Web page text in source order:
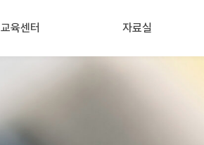
교육센터 자료실